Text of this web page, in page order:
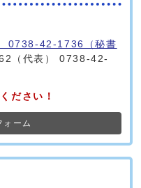
0738-42-1736（秘書
（代表） 0738-42-
ださい！
ォーム